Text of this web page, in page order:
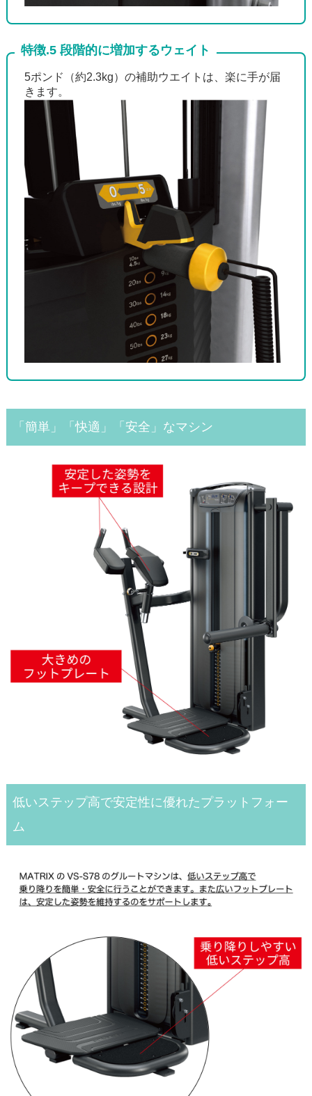
特徴.5 段階的に増加するウェイト
5ポンド（約2.3kg）の補助ウエイトは、楽に手が届
きます。
「簡単」「快適」「安全」なマシン
低いステップ高で安定性に優れたプラットフォー
ム